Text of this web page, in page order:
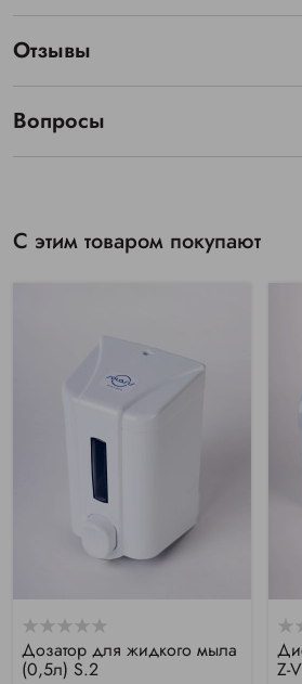
Отзывы
Вопросы
С этим товаром покупают
Дозатор для жидкого мыла
(0,5л) S.2 Z-